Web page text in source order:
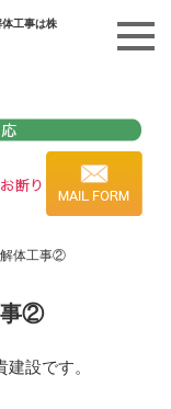
工事は株
解体工事②
事②
設です。